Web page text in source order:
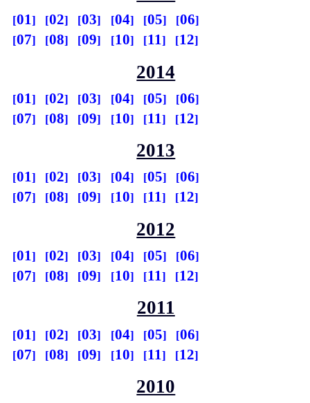
01 02 03 04 05
06
07
08 09 10 11 12
2014
01 02 03 04 05
06
07
08 09 10 11 12
2013
01 02 03 04 05
06
07
08 09 10 11 12
2012
01 02 03 04 05
06
07
08 09 10 11 12
2011
01 02 03 04 05
06
07
08 09 10 11 12
2010